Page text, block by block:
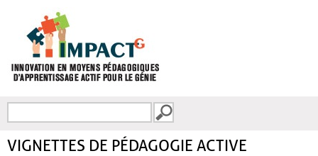
FORMULAIRE DE
VIGNETTES DE PÉDAGOGIE ACTIVE